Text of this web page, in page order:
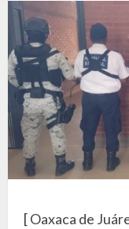
[ Oaxaca de